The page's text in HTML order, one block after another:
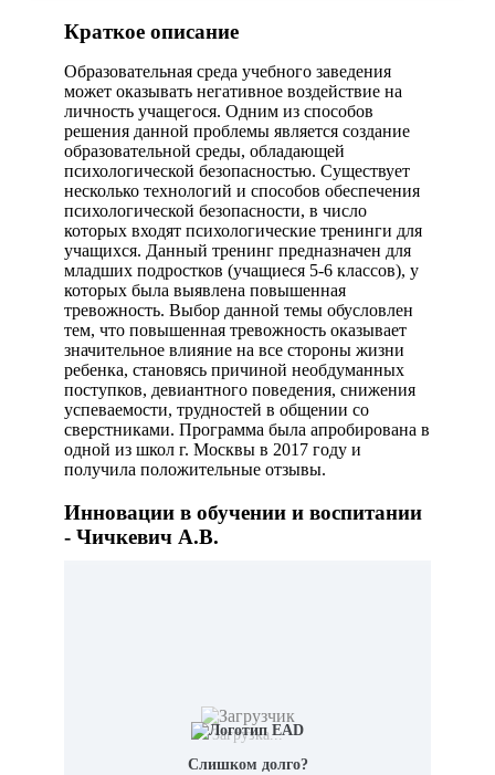
Краткое описание
Образовательная среда учебного заведения
может оказывать негативное воздействие на
личность учащегося. Одним из способов
решения данной проблемы является создание
образовательной среды, обладающей
психологической безопасностью. Существует
несколько технологий и способов обеспечения
психологической безопасности, в число
которых входят психологические тренинги для
учащихся. Данный тренинг предназначен для
младших подростков (учащиеся 5-6 классов), у
которых была выявлена повышенная
тревожность. Выбор данной темы обусловлен
тем, что повышенная тревожность оказывает
значительное влияние на все стороны жизни
ребенка, становясь причиной необдуманных
поступков, девиантного поведения, снижения
успеваемости, трудностей в общении со
сверстниками. Программа была апробирована в
одной из школ г. Москвы в 2017 году и
получила положительные отзывы.
Инновации в обучении и воспитании
- Чичкевич А.В.
Загрузка...
Слишком долго?